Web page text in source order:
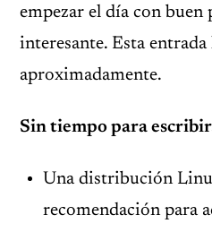
empezar el día con buen
interesante. Esta
aproximadamente.
Sin tiempo para
Una distribución
recomendación para